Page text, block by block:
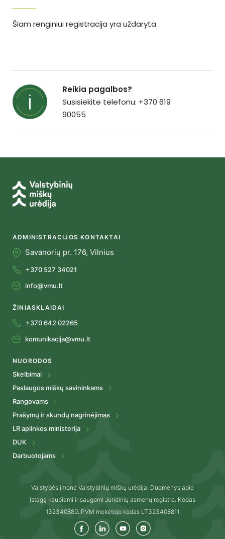
Šiam renginiui registracija yra uždaryta
Reikia pagalbos?
Susisiekite telefonu: +370 619
90055
ADMINISTRACIJOS KONTAKTAI
Savanorių pr. 176, Vilnius
+370 527 34021
info@vmu.lt
ŽINIASKLAIDAI
+370 642 02265
komunikacija@vmu.lt
NUORODOS
Skelbimai
Paslaugos miškų savininkams
Rangovams
Prašymų ir skundų nagrinėjimas
LR aplinkos ministerija
DUK
Darbuotojams
Valstybės įmonė Valstybinių miškų urėdija. Duomenys apie
įstagą kaupiami ir saugomi Juridinių asmenų registre. Kodas
132340880. PVM mokėtojo kodas LT323408811